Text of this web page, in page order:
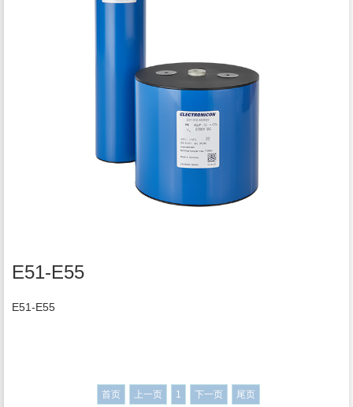
E51-E55
E51-E55
首页 上一页 1 下一页 尾页